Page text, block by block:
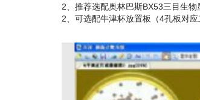
2、推荐选配奥林巴斯BX53三目生物
2、可选配牛津杯放置板（4孔板对